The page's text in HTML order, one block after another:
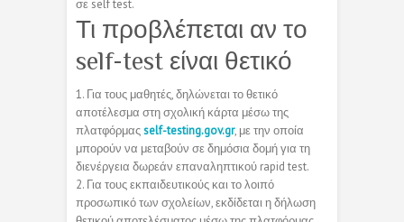
σε self test.
Τι προβλέπεται αν το
self-test είναι θετικό
1. Για τους μαθητές, δηλώνεται το θετικό
αποτέλεσμα στη σχολική κάρτα μέσω της
πλατφόρμαςself-testing.gov.gr, με την οποία
μπορούν να μεταβούν σε δημόσια δομή για τη
διενέργεια δωρεάν επαναληπτικού rapid test.
2. Για τους εκπαιδευτικούς και το λοιπό
προσωπικό των σχολείων, εκδίδεται η δήλωση